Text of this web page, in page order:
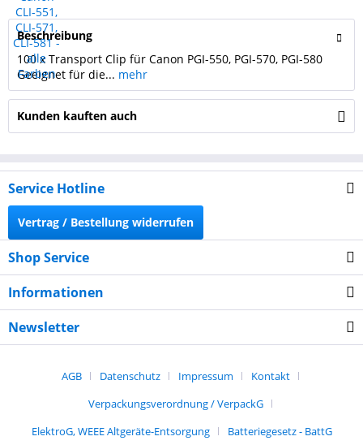
Beschreibung
100 x Transport Clip für Canon PGI-550, PGI-570, PGI-580
Geeignet für die... mehr
Kunden kauften auch
Service Hotline
Vertrag / Bestellung widerrufen
Shop Service
Informationen
Newsletter
AGB Datenschutz Impressum
Kontakt
Verpackungsverordnung / VerpackG
ElektroG, WEEE Altgeräte-Entsorgung
Batteriegesetz - BattG